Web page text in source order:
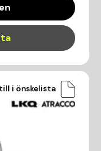
i önskelista